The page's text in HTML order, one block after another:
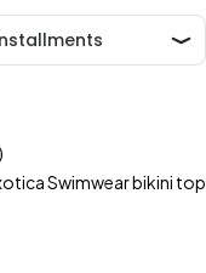
Swimwear bikini top